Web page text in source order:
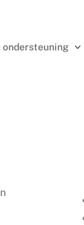
ondersteuning